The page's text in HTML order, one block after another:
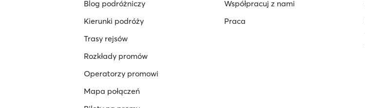
Blog podróżniczy
Kierunki podróży
Trasy rejsów
Rozkłady promów
Operatorzy promowi
Mapa połączeń
Współpracuj z nami
Praca